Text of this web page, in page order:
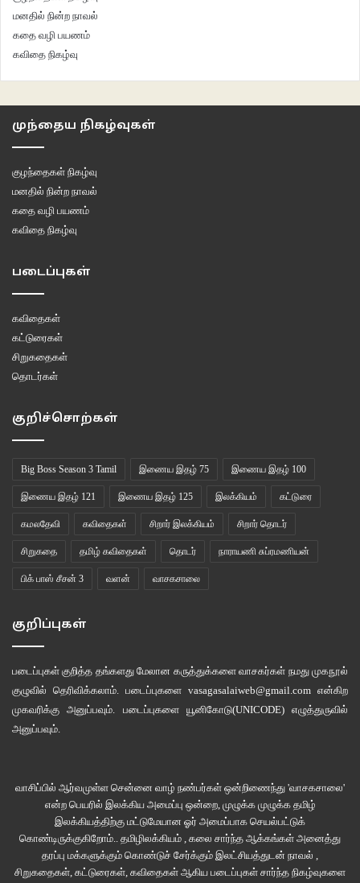
மனதில் நின்ற நாவல்
கதை வழி பயணம்
கவிதை நிகழ்வு
முந்தைய நிகழ்வுகள்
குழந்தைகள் நிகழ்வு
மனதில் நின்ற நாவல்
கதை வழி பயணம்
கவிதை நிகழ்வு
படைப்புகள்
கவிதைகள்
கட்டுரைகள்
சிறுகதைகள்
தொடர்கள்
குறிச்சொற்கள்
Big Boss Season 3 Tamil இணைய இதழ் 75 இணைய இதழ் 100
இணைய இதழ் 121 இணைய இதழ் 125 இலக்கியம் கட்டுரை
கமலதேவி கவிதைகள் சிறார் இலக்கியம் சிறார் தொடர்
சிறுகதை தமிழ் கவிதைகள் தொடர் நாராயணி சுப்ரமணியன்
பிக் பாஸ் சீசன் 3 வளன் வாசகசாலை
குறிப்புகள்
படைப்புகள் குறித்த தங்களது மேலான கருத்துக்களை வாசகர்கள் நமது முகநூல்
குழுவில் தெரிவிக்கலாம். படைப்புகளை vasagasalaiweb@gmail.com என்கிற
முகவரிக்கு அனுப்பவும். படைப்புகளை யூனிகோடு(UNICODE)எழுத்துருவில்
அனுப்பவும்.
வாசிப்பில் ஆர்வமுள்ள சென்னை வாழ் நண்பர்கள் ஒன்றிணைந்து 'வாசகசாலை'
என்ற பெயரில் இலக்கிய அமைப்பு ஒன்றை, முழுக்க முழுக்க தமிழ்
இலக்கியத்திற்கு மட்டுமேயான ஓர் அமைப்பாக செயல்பட்டுக்
கொண்டிருக்குகிறோம்.. தமிழிலக்கியம் , கலை சார்ந்த ஆக்கங்கள் அனைத்து
தரப்பு மக்களுக்கும் கொண்டுச் சேர்க்கும் இலட்சியத்துடன் நாவல் ,
சிறுகதைகள், கட்டுரைகள், கவிதைகள் ஆகிய படைப்புகள் சார்ந்த நிகழ்வுகளை